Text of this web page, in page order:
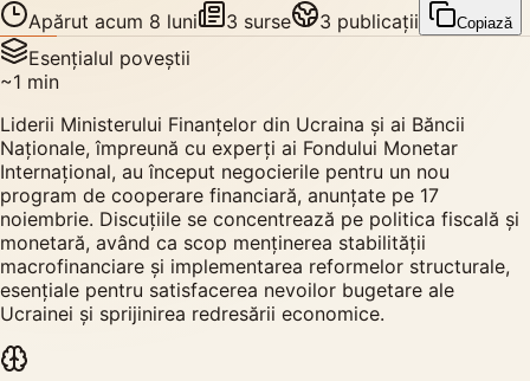
Apărut acum 8 luni 3 surse 3 publicații Copiază
Esențialul poveștii
~1 min
Liderii Ministerului Finanțelor din Ucraina și ai Băncii
Naționale, împreună cu experți ai Fondului Monetar
Internațional, au început negocierile pentru un nou
program de cooperare financiară, anunțate pe 17
noiembrie. Discuțiile se concentrează pe politica fiscală și
monetară, având ca scop menținerea stabilității
macrofinanciare și implementarea reformelor structurale,
esențiale pentru satisfacerea nevoilor bugetare ale
Ucrainei și sprijinirea redresării economice.